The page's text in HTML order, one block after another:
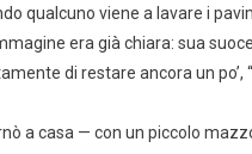
qualcuno viene a lavare i
era già chiara: sua
di restare ancora un
a casa — con un piccolo